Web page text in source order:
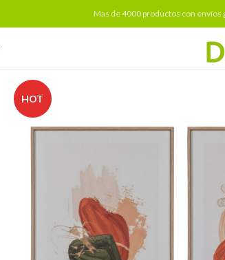
Mas de 4000 productos con envíos
HOT